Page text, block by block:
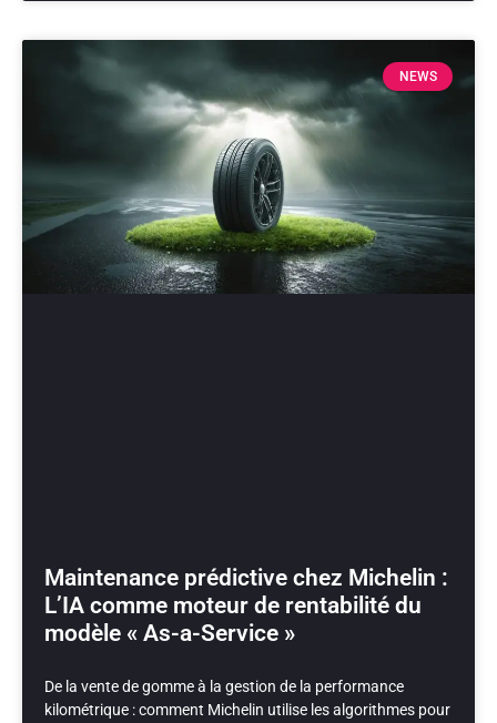
NEWS
Maintenance prédictive chez Michelin :
L’IA comme moteur de rentabilité du
modèle « As-a-Service »
De la vente de gomme à la gestion de la performance
kilométrique : comment Michelin utilise les algorithmes pour